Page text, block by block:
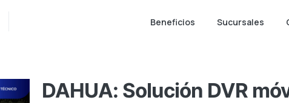
Beneficios Sucursales
DAHUA: Solución DVR